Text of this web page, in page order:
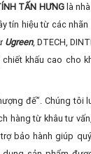
TẤN HƯNGlà
tín hiệu từ các nhãn
Ugreen, DTECH,
khấu cao cho
đế”. Chúng tôi
hàng từ khâu tư
bảo hành giúp